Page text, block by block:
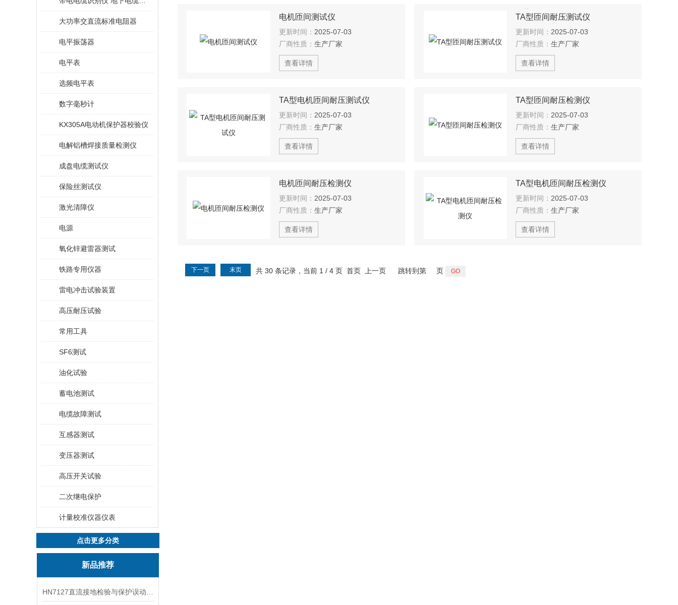
大功率交直流标准电阻器
电平振荡器
电平表
选频电平表
数字毫秒计
KX305A电动机保护器校验仪
电解铝槽焊接质量检测仪
成盘电缆测试仪
保险丝测试仪
激光清障仪
电源
氧化锌避雷器测试
铁路专用仪器
雷电冲击试验装置
高压耐压试验
常用工具
SF6测试
油化试验
蓄电池测试
电缆故障测试
互感器测试
变压器测试
高压开关试验
二次继电保护
计量校准仪器仪表
点击更多分类
新品推荐
电机匝间测试仪
更新时间： 2025-07-03
厂商性质： 生产厂家
查看详情
TA型匝间耐压测试仪
更新时间： 2025-07-03
厂商性质： 生产厂家
查看详情
TA型电机匝间耐压测试仪
更新时间： 2025-07-03
厂商性质： 生产厂家
查看详情
TA型匝间耐压检测仪
更新时间： 2025-07-03
厂商性质： 生产厂家
查看详情
电机匝间耐压检测仪
更新时间： 2025-07-03
厂商性质： 生产厂家
查看详情
TA型电机匝间耐压检测仪
更新时间： 2025-07-03
厂商性质： 生产厂家
查看详情
共 30 条记录，当前 1 / 4 页 首页 上一页
下一页 末页 跳转到第 页